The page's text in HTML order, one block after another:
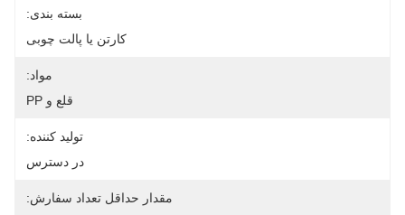
بسته بندی:
کارتن یا پالت چوبی
مواد:
قلع و PP
تولید کننده:
در دسترس
مقدار حداقل تعداد سفارش: